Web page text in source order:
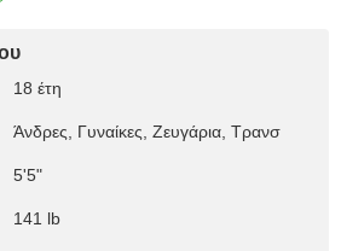
18 έτη
Άνδρες, Γυναίκες, Zευγάρια, Τρανσ
5'5"
141 lb